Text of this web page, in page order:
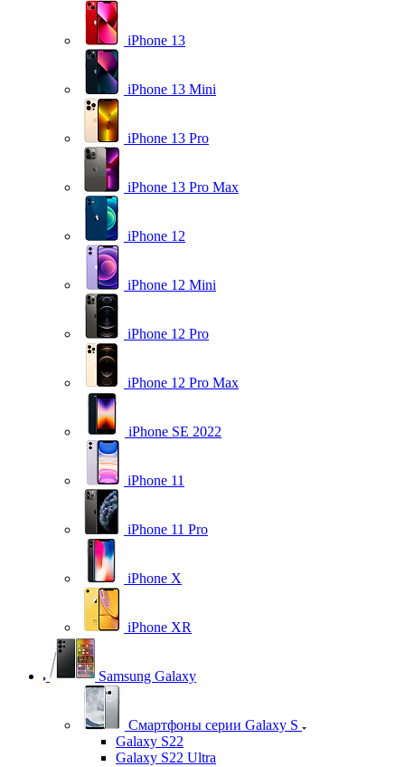
iPhone 13
iPhone 13 Mini
iPhone 13 Pro
iPhone 13 Pro Max
iPhone 12
iPhone 12 Mini
iPhone 12 Pro
iPhone 12 Pro Max
iPhone SE 2022
iPhone 11
iPhone 11 Pro
iPhone X
iPhone XR
Samsung Galaxy
Смартфоны серии Galaxy S
Galaxy S22
Galaxy S22 Ultra